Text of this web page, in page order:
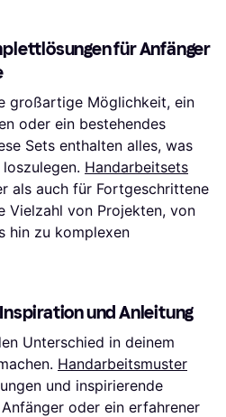
für Anfänger
großartige Möglichkeit, ein
oder ein bestehendes
Sets enthalten alles, was
Handarbeitsets
als auch für Fortgeschrittene
Vielzahl von Projekten, von
hin zu komplexen
und Anleitung
Unterschied in deinem
Handarbeitsmuster
und inspirierende
oder ein erfahrener